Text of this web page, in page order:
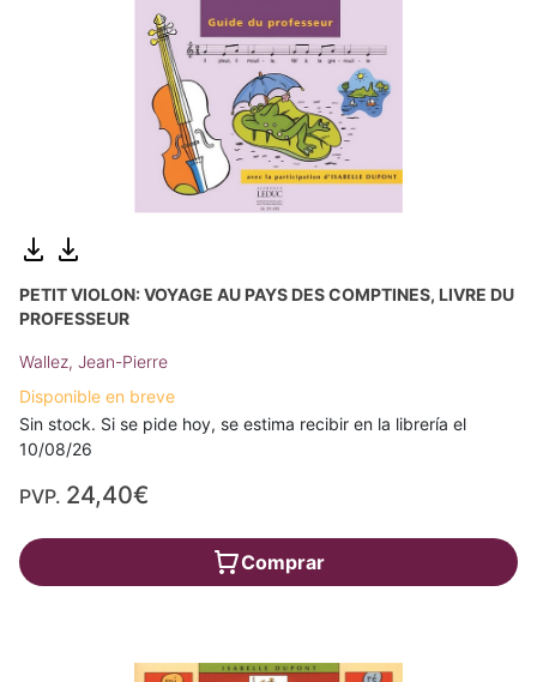
PETIT VIOLON: VOYAGE AU PAYS DES COMPTINES, LIVRE DU
PROFESSEUR
Wallez, Jean-Pierre
Disponible en breve
Sin stock. Si se pide hoy, se estima recibir en la librería el
10/08/26
PVP. 24,40€
Comprar